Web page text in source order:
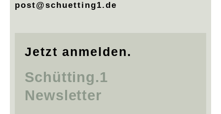
post@schuetting1.de
Jetzt anmelden.
Schütting.1
Newsletter